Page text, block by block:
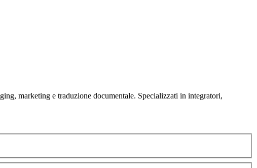
marketing e traduzione documentale. Specializzati in integratori,